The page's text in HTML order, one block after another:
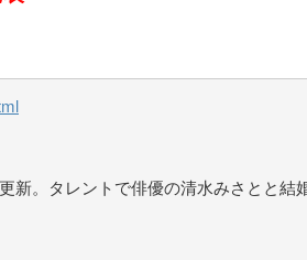
新。タレントで俳優の清水みさとと結